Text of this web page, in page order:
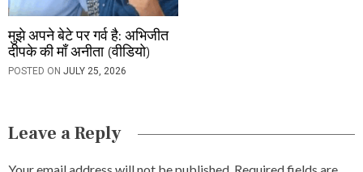
मुझे अपने बेटे पर गर्व है: अभिजीत
दीपके की माँ अनीता (वीडियो)
POSTED ON JULY 25, 2026
Leave a Reply